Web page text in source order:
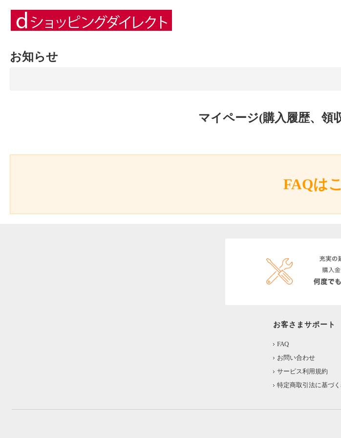
お知らせ
マイページ(購入履歴、領
FAQは
お客さまサポート
FAQ
お問い合わせ
サービス利用規約
特定商取引法に基づ